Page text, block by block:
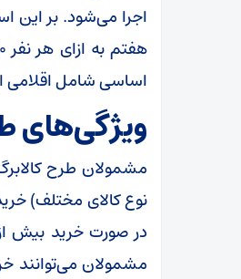
اساسی شامل اقلامی
ویژگی‌های
مشمولان طرح
نوع کالای مختلف)
در صورت خرید بیش
مشمولان می‌توانند